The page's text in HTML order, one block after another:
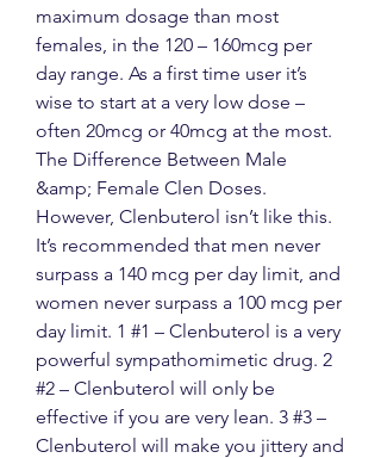
maximum dosage than most
females, in the 120 – 160mcg per
day range. As a first time user it’s
wise to start at a very low dose –
often 20mcg or 40mcg at the most.
The Difference Between Male
&amp; Female Clen Doses.
However, Clenbuterol isn’t like this.
It’s recommended that men never
surpass a 140 mcg per day limit, and
women never surpass a 100 mcg per
day limit. 1 #1 – Clenbuterol is a very
powerful sympathomimetic drug. 2
#2 – Clenbuterol will only be
effective if you are very lean. 3 #3 –
Clenbuterol will make you jittery and